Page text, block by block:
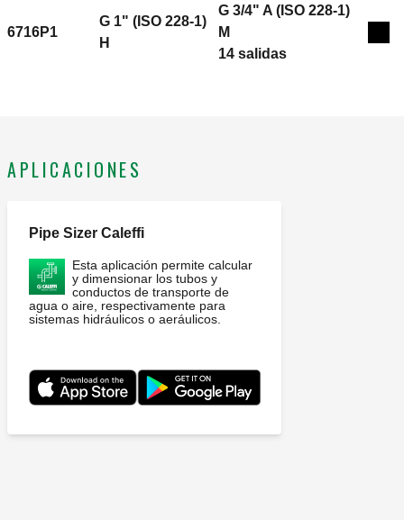
6716P1
G 1" (ISO 228-1)
H
G 3/4" A (ISO 228-1)
M
14 salidas
APLICACIONES
Pipe Sizer Caleffi
Esta aplicación permite calcular
y dimensionar los tubos y
conductos de transporte de
agua o aire, respectivamente para
sistemas hidráulicos o aeráulicos.